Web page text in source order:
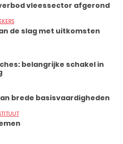
vleessector afgerond
de slag met uitkomsten
belangrijke schakel in
brede basisvaardigheden